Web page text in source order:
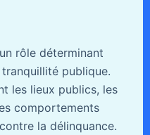
rôle déterminant
publique.
les lieux publics, les
comportements
la délinquance.